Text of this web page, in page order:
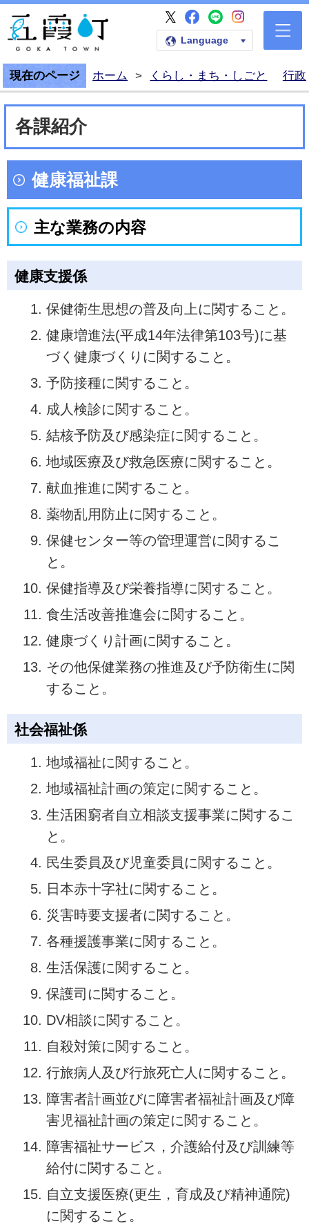
五霞町公式ホームペー
五霞町公式X
五霞町公式
五霞町公式
五霞町
Language
現在のページ ホーム > くらし・まち・しごと 行政
各課紹介
健康福祉課
主な業務の内容
健康支援係
保健衛生思想の普及向上に関すること。
健康増進法(平成14年法律第103号)に基
づく健康づくりに関すること。
予防接種に関すること。
成人検診に関すること。
結核予防及び感染症に関すること。
地域医療及び救急医療に関すること。
献血推進に関すること。
薬物乱用防止に関すること。
保健センター等の管理運営に関するこ
と。
保健指導及び栄養指導に関すること。
食生活改善推進会に関すること。
健康づくり計画に関すること。
その他保健業務の推進及び予防衛生に関
すること。
社会福祉係
地域福祉に関すること。
地域福祉計画の策定に関すること。
生活困窮者自立相談支援事業に関するこ
と。
民生委員及び児童委員に関すること。
日本赤十字社に関すること。
災害時要支援者に関すること。
各種援護事業に関すること。
生活保護に関すること。
保護司に関すること。
DV相談に関すること。
自殺対策に関すること。
行旅病人及び行旅死亡人に関すること。
障害者計画並びに障害者福祉計画及び障
害児福祉計画の策定に関すること。
障害福祉サービス，介護給付及び訓練等
給付に関すること。
自立支援医療(更生，育成及び精神通院)
に関すること。